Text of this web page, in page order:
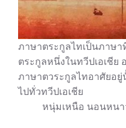
ภาษาตระกูลไทเป็นภาษ
ตระกูลหนึ่งในทวีปเอเชี
ภาษาตวระกูลไทอาศัยอยู่
ไปทั่วทวีปเอเชีย
หนุ่มเหนือ นอนหนา